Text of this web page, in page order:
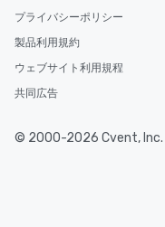
プライバシーポリシー
製品利用規約
ウェブサイト利用規程
共同広告
© 2000-2026 Cvent, Inc.